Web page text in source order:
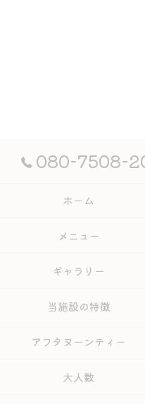
080-7508-
ホーム
メニュー
ギャラリー
当施設の特徴
アフタヌーンティー
大人数